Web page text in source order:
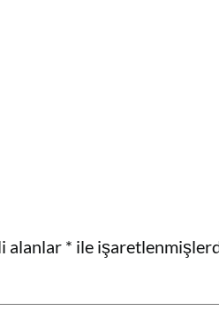
alanlar * ile